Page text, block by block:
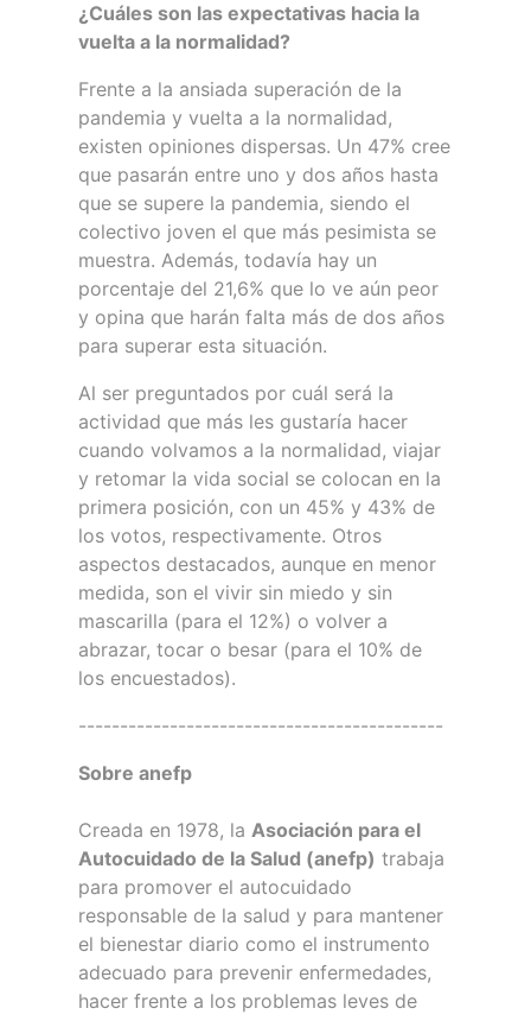
¿Cuáles son las expectativas hacia la
vuelta a la normalidad?
Frente a la ansiada superación de la
pandemia y vuelta a la normalidad,
existen opiniones dispersas. Un 47% cree
que pasarán entre uno y dos años hasta
que se supere la pandemia, siendo el
colectivo joven el que más pesimista se
muestra. Además, todavía hay un
porcentaje del 21,6% que lo ve aún peor
y opina que harán falta más de dos años
para superar esta situación.
Al ser preguntados por cuál será la
actividad que más les gustaría hacer
cuando volvamos a la normalidad, viajar
y retomar la vida social se colocan en la
primera posición, con un 45% y 43% de
los votos, respectivamente. Otros
aspectos destacados, aunque en menor
medida, son el vivir sin miedo y sin
mascarilla (para el 12%) o volver a
abrazar, tocar o besar (para el 10% de
los encuestados).
--------------------------------------------
Sobre anefp
Creada en 1978, la Asociación para el
Autocuidado de la Salud (anefp) trabaja
para promover el autocuidado
responsable de la salud y para mantener
el bienestar diario como el instrumento
adecuado para prevenir enfermedades,
hacer frente a los problemas leves de